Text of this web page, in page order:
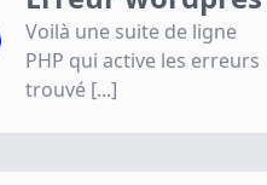
Voilà une suite de ligne
PHP qui active les erreurs
trouvé [...]